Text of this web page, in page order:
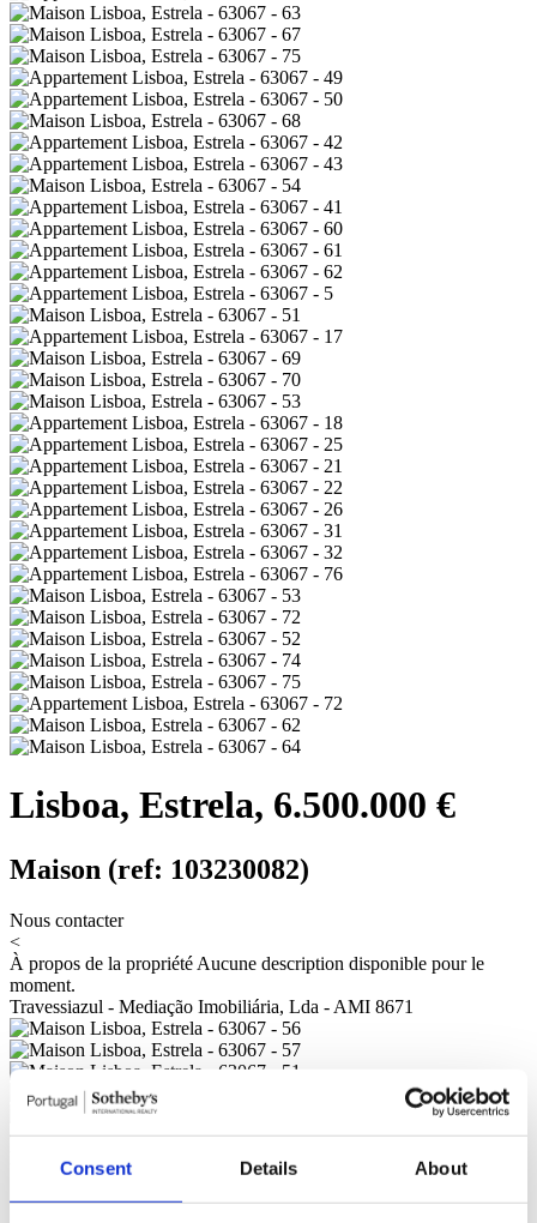
Consent Details About
Lisboa, Estrela, 6.500.000 €
Maison (ref: 103230082)
Nous contacter
<
À propos de la propriété Aucune description disponible pour le
moment.
Travessiazul - Mediação Imobiliária, Lda - AMI 8671
Caractéristiques générales
Informations générales
Certification
Référence 103230082